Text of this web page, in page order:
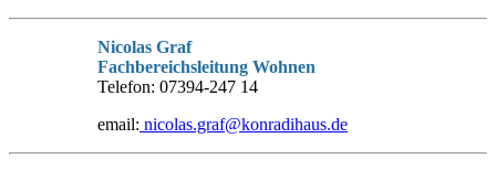
Nicolas Graf
Fachbereichsleitung Wohnen
Telefon: 07394-247 14
email: nicolas.graf@konradihaus.de